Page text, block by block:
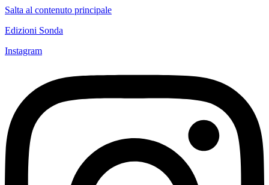
Salta al contenuto principale
Edizioni Sonda
Instagram